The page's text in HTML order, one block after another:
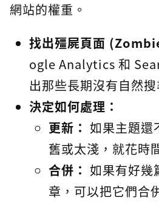
網站的權重。
找出殭屍頁面
ogle Analytics 和
出那些長期沒有自然
決定如何處理：
更新： 如果主題還
舊或太淺，就花時
合併： 如果有好幾
章，可以把它們合